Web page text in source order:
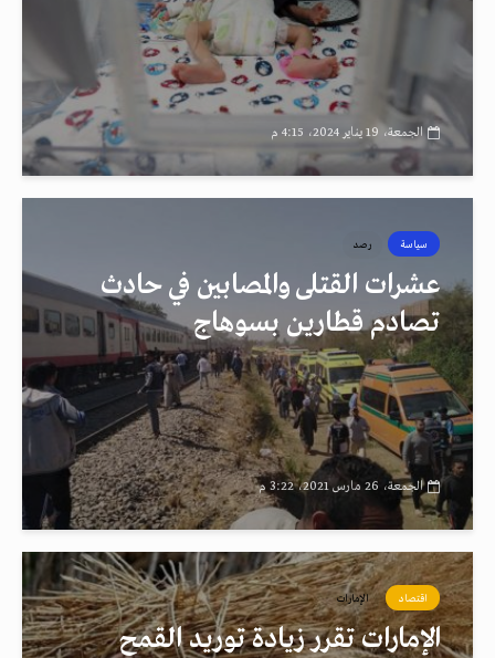
الجمعة، 19 يناير 2024، 4:15 م
سياسة رصد
عشرات القتلى والمصابين في حادث
تصادم قطارين بسوهاج
الجمعة، 26 مارس 2021، 3:22 م
اقتصاد الإمارات
الإمارات تقرر زيادة توريد القمح